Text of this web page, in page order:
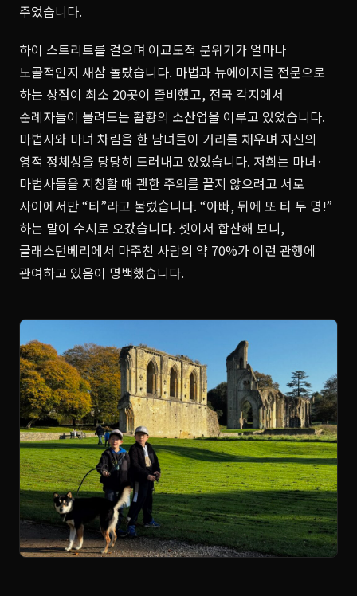
주었습니다.
하이 스트리트를 걸으며 이교도적 분위기가 얼마나
노골적인지 새삼 놀랐습니다. 마법과 뉴에이지를 전문으로
하는 상점이 최소 20곳이 즐비했고, 전국 각지에서
순례자들이 몰려드는 활황의 소산업을 이루고 있었습니다.
마법사와 마녀 차림을 한 남녀들이 거리를 채우며 자신의
영적 정체성을 당당히 드러내고 있었습니다. 저희는 마녀·
마법사들을 지칭할 때 괜한 주의를 끌지 않으려고 서로
사이에서만 “티”라고 불렀습니다. “아빠, 뒤에 또 티 두 명!”
하는 말이 수시로 오갔습니다. 셋이서 합산해 보니,
글래스턴베리에서 마주친 사람의 약 70%가 이런 관행에
관여하고 있음이 명백했습니다.